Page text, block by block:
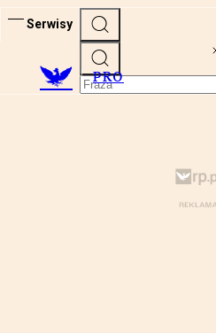
Serwisy
PRO